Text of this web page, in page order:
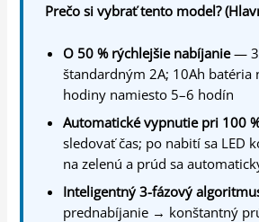
Prečo si vybrať tento model?
O 50 % rýchlejšie nabíjanie—
štandardným 2A; 10Ah batéria
hodiny namiesto 5–6 hodín
Automatické vypnutie pri 100
sledovať čas; po nabití sa LED
na zelenú a prúd sa
Inteligentný 3-fázový
prednabíjanie → konštantný